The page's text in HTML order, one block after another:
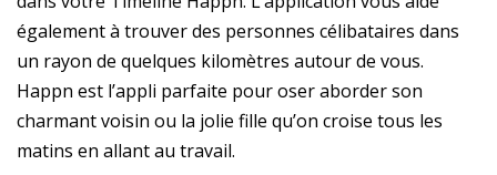
également à trouver des personnes célibataires dans
un rayon de quelques kilomètres autour de vous.
Happn est l’appli parfaite pour oser aborder son
charmant voisin ou la jolie fille qu’on croise tous les
matins en allant au travail.